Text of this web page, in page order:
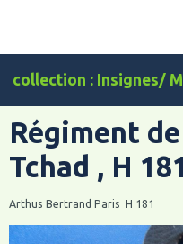
collection : Insignes/
Régiment
Tchad , H 181
Arthus Bertrand Paris H 181